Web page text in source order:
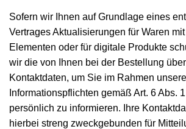
Sofern wir Ihnen auf Grundlage eines
Vertrages Aktualisierungen für Waren
Elementen oder für digitale Produkte
wir die von Ihnen bei der Bestellung
Kontaktdaten, um Sie im Rahmen
Informationspflichten gemäß Art. 6 Abs.
persönlich zu informieren. Ihre
hierbei streng zweckgebunden für